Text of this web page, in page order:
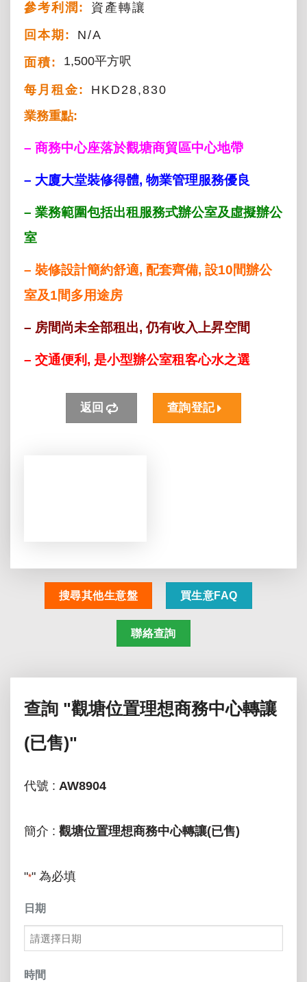
參考利潤:
資產轉讓
回本期:
N/A
面積:
1,500平方呎
每月租金:
HKD28,830
業務重點:
– 商務中心座落於觀塘商貿區中心地帶
– 大廈大堂裝修得體, 物業管理服務優良
– 業務範圍包括出租服務式辦公室及虛擬辦公
室
– 裝修設計簡約舒適, 配套齊備, 設10間辦公
室及1間多用途房
– 房間尚未全部租出, 仍有收入上昇空間
– 交通便利, 是小型辦公室租客心水之選
返回 查詢登記
搜尋其他生意盤 買生意FAQ
聯絡查詢
查詢 "觀塘位置理想商務中心轉讓
(已售)"
代號 : AW8904
簡介 : 觀塘位置理想商務中心轉讓(已售)
"*" 為必填
日期
MM
slash
時間